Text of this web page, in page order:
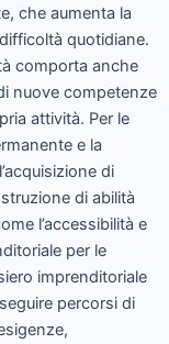
che aumenta la
quotidiane.
comporta anche
nuove competenze
attività. Per le
e la
di
di abilità
l’accessibilità e
per le
imprenditoriale
percorsi di